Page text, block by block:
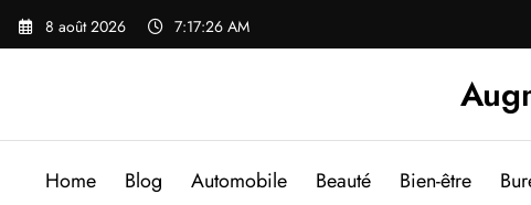
Aller
8 août 2026 7:17:27 AM
Home Blog Automobile Beauté Bien-être